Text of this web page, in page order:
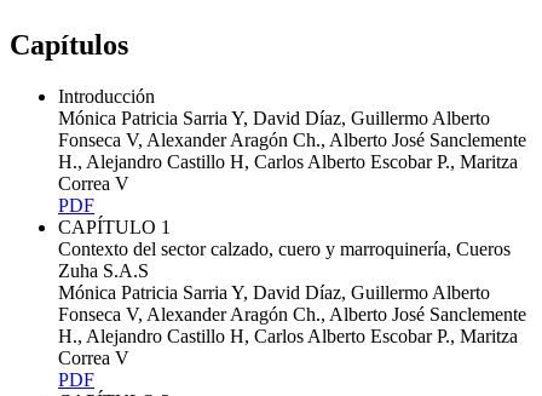
Capítulos
Introducción
Mónica Patricia Sarria Y, David Díaz, Guillermo Alberto
Fonseca V, Alexander Aragón Ch., Alberto José Sanclemente
H., Alejandro Castillo H, Carlos Alberto Escobar P., Maritza
Correa V
PDF
CAPÍTULO 1
Contexto del sector calzado, cuero y marroquinería, Cueros
Zuha S.A.S
Mónica Patricia Sarria Y, David Díaz, Guillermo Alberto
Fonseca V, Alexander Aragón Ch., Alberto José Sanclemente
H., Alejandro Castillo H, Carlos Alberto Escobar P., Maritza
Correa V
PDF